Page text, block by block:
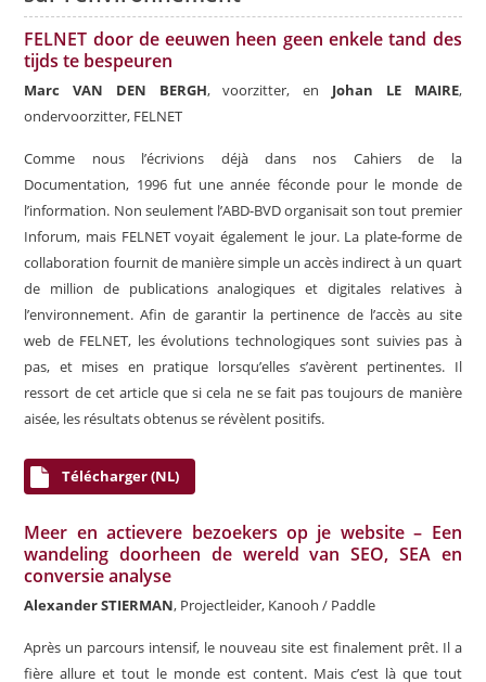
FELNET door de eeuwen heen geen enkele tand des
tijds te bespeuren
Marc VAN DEN BERGH, voorzitter, en Johan LE MAIRE,
ondervoorzitter, FELNET
Comme nous l’écrivions déjà dans nos Cahiers de la
Documentation, 1996 fut une année féconde pour le monde de
l’information. Non seulement l’ABD-BVD organisait son tout premier
Inforum, mais FELNET voyait également le jour. La plate-forme de
collaboration fournit de manière simple un accès indirect à un quart
de million de publications analogiques et digitales relatives à
l’environnement. Afin de garantir la pertinence de l’accès au site
web de FELNET, les évolutions technologiques sont suivies pas à
pas, et mises en pratique lorsqu’elles s’avèrent pertinentes. Il
ressort de cet article que si cela ne se fait pas toujours de manière
aisée, les résultats obtenus se révèlent positifs.
Télécharger (NL)
Meer en actievere bezoekers op je website – Een
wandeling doorheen de wereld van SEO, SEA en
conversie analyse
Alexander STIERMAN, Projectleider, Kanooh / Paddle
Après un parcours intensif, le nouveau site est finalement prêt. Il a
fière allure et tout le monde est content. Mais c’est là que tout